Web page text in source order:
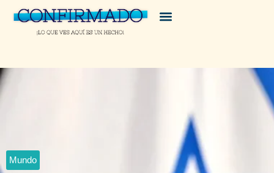
Mundo